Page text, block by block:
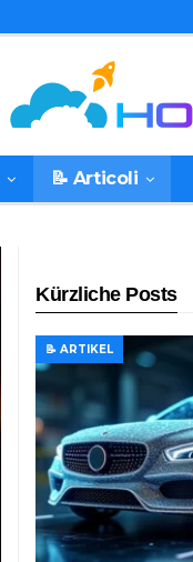
📝 Articoli
Kürzliche Posts
📝 ARTIKEL